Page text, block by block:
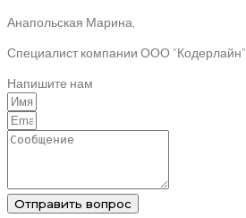
Анапольская Марина,
Специалист компании ООО “Кодерлайн”
Напишите нам
Отправить вопрос